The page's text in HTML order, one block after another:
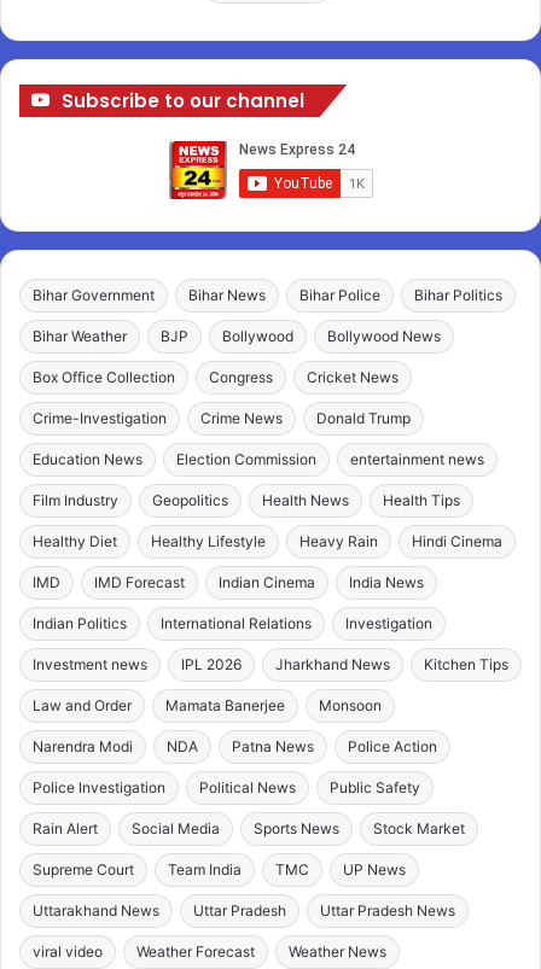
Subscribe to our channel
Bihar Government Bihar News Bihar Police Bihar Politics
Bihar Weather BJP Bollywood Bollywood News
Box Office Collection Congress Cricket News
Crime-Investigation Crime News Donald Trump
Education News Election Commission entertainment news
Film Industry Geopolitics Health News Health Tips
Healthy Diet Healthy Lifestyle Heavy Rain Hindi Cinema
IMD IMD Forecast Indian Cinema India News
Indian Politics International Relations Investigation
Investment news IPL 2026 Jharkhand News Kitchen Tips
Law and Order Mamata Banerjee Monsoon
Narendra Modi NDA Patna News Police Action
Police Investigation Political News Public Safety
Rain Alert Social Media Sports News Stock Market
Supreme Court Team India TMC UP News
Uttarakhand News Uttar Pradesh Uttar Pradesh News
viral video Weather Forecast Weather News